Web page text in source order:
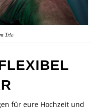
Trio
für eure Hochzeit und